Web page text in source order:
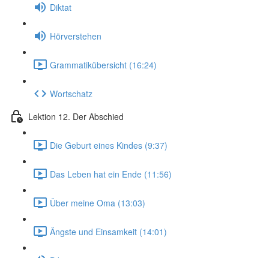
Diktat
Hörverstehen
Grammatikübersicht (16:24)
Wortschatz
Lektion 12. Der Abschied
Die Geburt eines Kindes (9:37)
Das Leben hat ein Ende (11:56)
Über meine Oma (13:03)
Ängste und Einsamkeit (14:01)